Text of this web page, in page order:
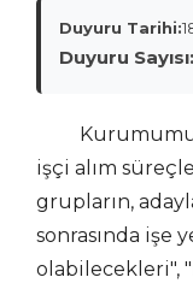
Duyuru Tarihi:
Duyuru Sayısı:
Kurumumuz
işçi alım
grupların,
sonrasında işe
olabilecekleri",